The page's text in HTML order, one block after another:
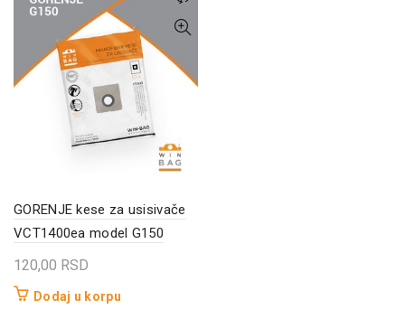
GORENJE kese za usisivače
VCT1400ea model G150
120,00 RSD
Dodaj u korpu